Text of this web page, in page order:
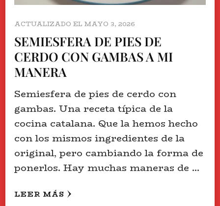
ACTUALIZADO EL MAYO 3, 2026
SEMIESFERA DE PIES DE
CERDO CON GAMBAS A MI
MANERA
Semiesfera de pies de cerdo con
gambas. Una receta típica de la
cocina catalana. Que la hemos hecho
con los mismos ingredientes de la
original, pero cambiando la forma de
ponerlos. Hay muchas maneras de …
LEER MÁS